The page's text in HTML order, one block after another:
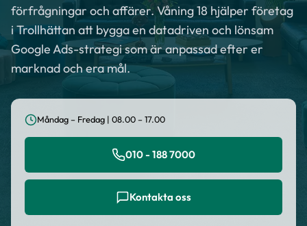
förfrågningar och affärer. Våning 18 hjälper företag
i Trollhättan att bygga en datadriven och lönsam
Google Ads-strategi som är anpassad efter er
marknad och era mål.
Måndag – Fredag | 08.00 – 17.00
010 - 188 7000
Kontakta oss